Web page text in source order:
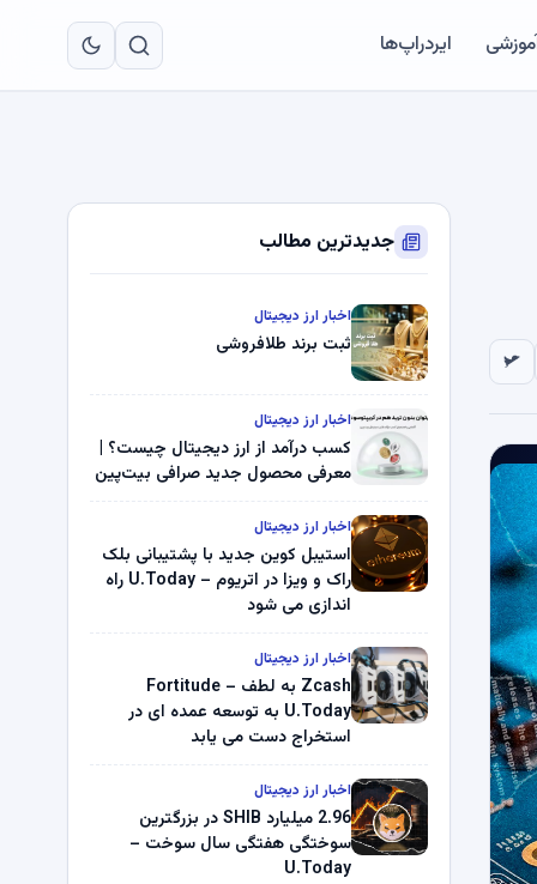
ایردراپ‌ها
جدیدترین مطالب
اخبار ارز دیجیتال
ثبت برند طلافروشی
اخبار ارز دیجیتال
کسب درآمد از ارز دیجیتال چیست؟ |
معرفی محصول جدید صرافی بیت‌پین
اخبار ارز دیجیتال
استیبل کوین جدید با پشتیبانی بلک
راک و ویزا در اتریوم – U.Today راه
اندازی می شود
اخبار ارز دیجیتال
Zcash به لطف Fortitude –
U.Today به توسعه عمده ای در
استخراج دست می یابد
اخبار ارز دیجیتال
2.96 میلیارد SHIB در بزرگترین
سوختگی هفتگی سال سوخت –
U.Today